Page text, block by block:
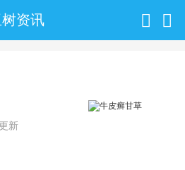
资讯
新